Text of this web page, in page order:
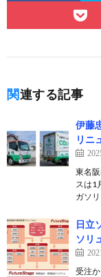
関連する記事
伊藤
リニ
東名
スは1
ガソ
日立
ソリ
受注